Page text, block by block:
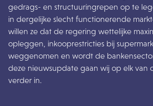
gedrags- en structuuringrepen op te
in dergelijke slecht functionerende
willen ze dat de regering wettelijke
opleggen, inkooprestricties bij
weggenomen en wordt de
deze nieuwsupdate gaan wij op elk van
verder in.